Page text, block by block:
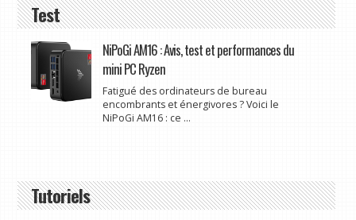
Test
NiPoGi AM16 : Avis, test et performances du
mini PC Ryzen
Fatigué des ordinateurs de bureau
encombrants et énergivores ? Voici le
NiPoGi AM16 : ce ...
Tutoriels